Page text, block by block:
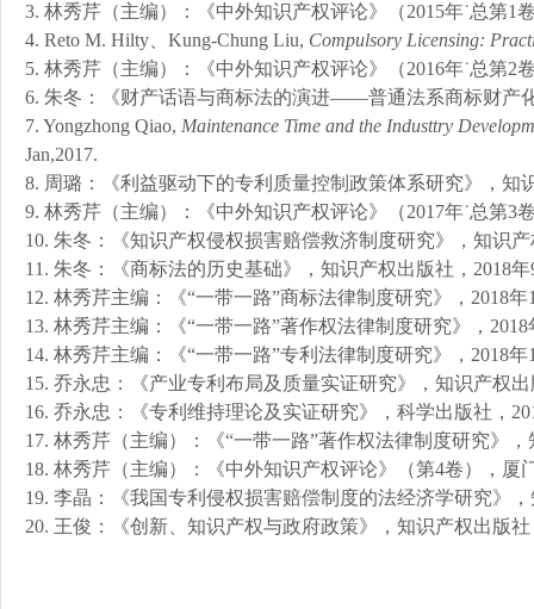
3. 林秀芹（主编）：《中外知识产权评论》（2015年˙总第1
4. Reto M. Hilty Kung-Chung Liu, Compulsory Licensing:
5. 林秀芹（主编）：《中外知识产权评论》（2016年˙总第2
6. 朱冬：《财产话语与商标法的演进——普通法系商标财产
7. Yongzhong Qiao, Maintenance Time and the Industtry
Jan,2017.
8. 周璐：《利益驱动下的专利质量控制政策体系研究》，知
9. 林秀芹（主编）：《中外知识产权评论》（2017年˙总第3
10. 朱冬 ：《知识产权侵权损害赔偿救济制度研究》，知识
11. 朱冬：《商标法的历史基础》，知识产权出版社， 2018
12. 林秀芹主编：《“一带一路”商标法律制度研究》， 2018年
13. 林秀芹主编：《“一带一路”著作权法律制度研究》，
14. 林秀芹主编：《“一带一路”专利法律制度研究》， 2018年
15. 乔永忠：《产业专利布局及质量实证研究》，知识产权
16. 乔永忠：《专利维持理论及实证研究》，科学出版社，
17. 林秀芹（主编）：《“一带一路”著作权法律制度研究》
18. 林秀芹（主编）： 《中外知识产权评论》 （第4卷） ， 厦
19. 李晶 ：《我国专利侵权损害赔偿制度的法经济学研究》，
20. 王俊：《创新、知识产权与政府政策》， 知识产权出版社